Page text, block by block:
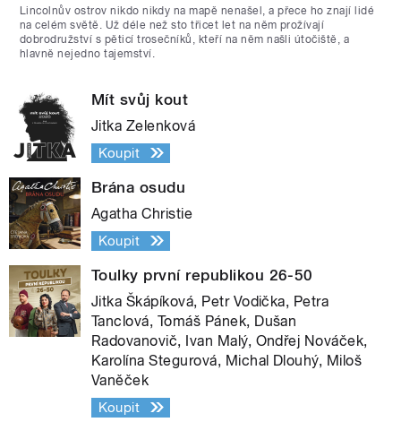
Lincolnův ostrov nikdo nikdy na mapě nenašel, a přece ho znají lidé
na celém světě. Už déle než sto třicet let na něm prožívají
dobrodružství s pěticí trosečníků, kteří na něm našli útočiště, a
hlavně nejedno tajemství.
Mít svůj kout
Jitka Zelenková
Koupit
Brána osudu
Agatha Christie
Koupit
Toulky první republikou 26-50
Jitka Škápíková, Petr Vodička, Petra
Tanclová, Tomáš Pánek, Dušan
Radovanovič, Ivan Malý, Ondřej Nováček,
Karolína Stegurová, Michal Dlouhý, Miloš
Vaněček
Koupit